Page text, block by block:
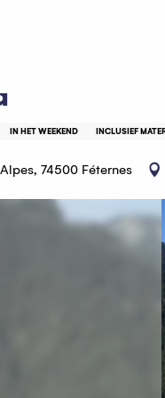
IN HET WEEKEND INCLUSIEF
74500 Féternes